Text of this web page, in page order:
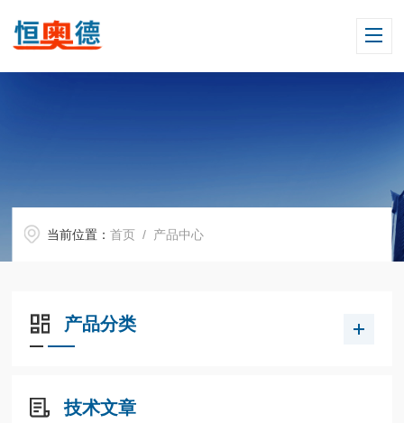
当前位置：首页 / 产品中心
产品分类
技术文章